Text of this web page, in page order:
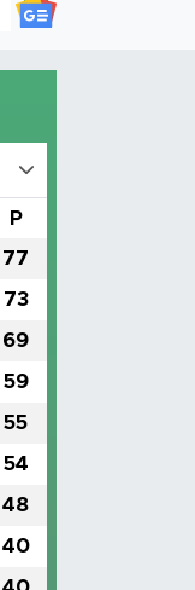
P
77
73
69
59
55
54
48
40